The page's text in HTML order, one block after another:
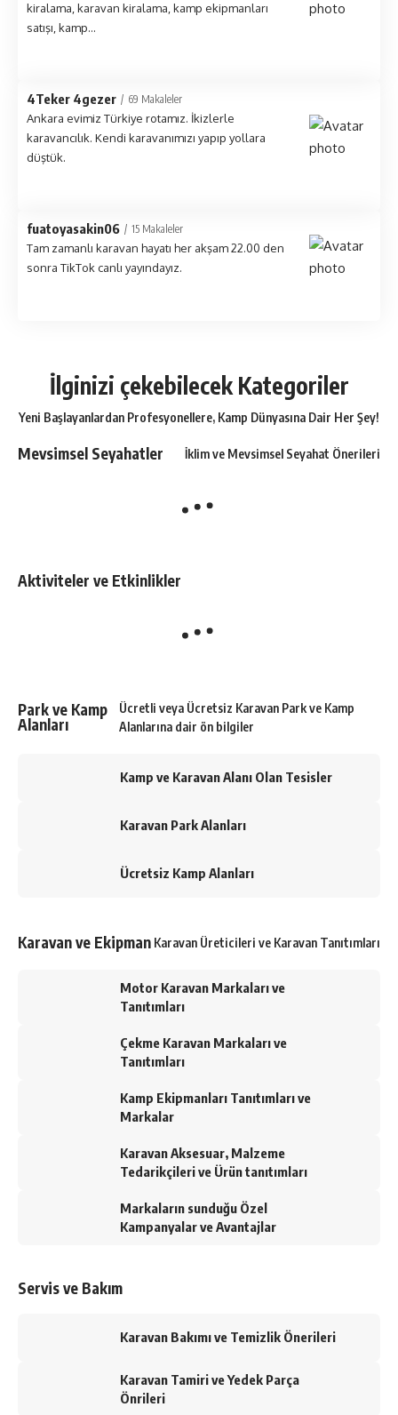
kiralama, karavan kiralama, kamp ekipmanları
satışı, kamp...
4Teker 4gezer 69 Makaleler
Ankara evimiz Türkiye rotamız. İkizlerle
karavancılık. Kendi karavanımızı yapıp yollara
düştük.
fuatoyasakin06 15 Makaleler
Tam zamanlı karavan hayatı her akşam 22.00 den
sonra TikTok canlı yayındayız.
İlginizi çekebilecek Kategoriler
Yeni Başlayanlardan Profesyonellere, Kamp Dünyasına Dair Her Şey!
Mevsimsel Seyahatler İklim ve Mevsimsel Seyahat Önerileri
Aktiviteler ve Etkinlikler
Park ve Kamp
Alanları
Ücretli veya Ücretsiz Karavan Park ve Kamp
Alanlarına dair ön bilgiler
Kamp ve Karavan Alanı Olan Tesisler
Karavan Park Alanları
Ücretsiz Kamp Alanları
Karavan ve Ekipman Karavan Üreticileri ve Karavan Tanıtımları
Motor Karavan Markaları ve
Tanıtımları
Çekme Karavan Markaları ve
Tanıtımları
Kamp Ekipmanları Tanıtımları ve
Markalar
Karavan Aksesuar, Malzeme
Tedarikçileri ve Ürün tanıtımları
Markaların sunduğu Özel
Kampanyalar ve Avantajlar
Servis ve Bakım
Karavan Bakımı ve Temizlik Önerileri
Karavan Tamiri ve Yedek Parça
Önrileri